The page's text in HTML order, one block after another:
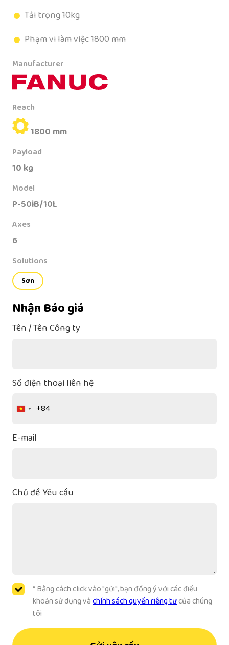
Tải trọng 10kg
Phạm vi làm việc 1800 mm
Manufacturer
Reach
1800 mm
Payload
10 kg
Model
P-50iB/10L
Axes
6
Solutions
Sơn
Nhận Báo giá
Tên / Tên Công ty
Số điện thoại liên hệ
Vietnam
+84
E-mail
Chủ đề Yêu cầu
* Bằng cách click vào "gửi", bạn đồng ý với các điều
khoản sử dụng vàchính sách quyền riêng tưcủa chúng
tôi